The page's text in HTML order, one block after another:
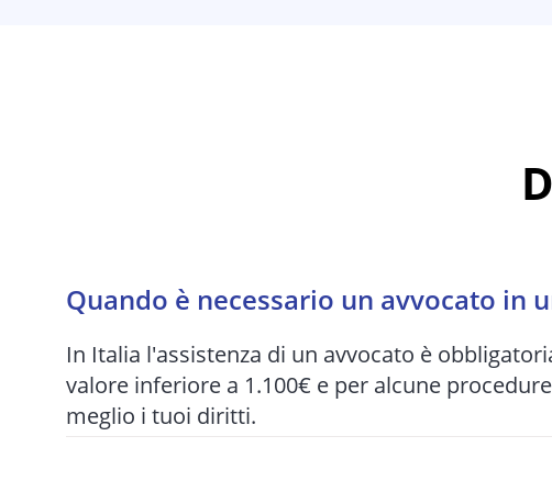
Quando è necessario un avvocato in
In Italia l'assistenza di un avvocato è
valore inferiore a 1.100€ e per alcune
meglio i tuoi diritti.